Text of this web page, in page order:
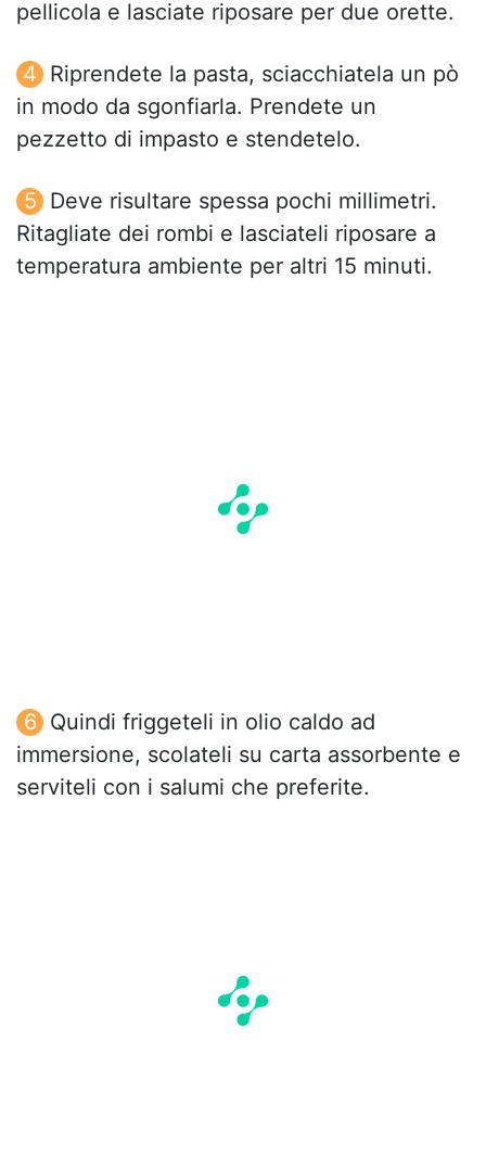
pellicola e lasciate riposare per due orette.
Riprendete la pasta, sciacchiatela un pò
in modo da sgonfiarla. Prendete un
pezzetto di impasto e stendetelo.
Deve risultare spessa pochi millimetri.
Ritagliate dei rombi e lasciateli riposare a
temperatura ambiente per altri 15 minuti.
Quindi friggeteli in olio caldo ad
immersione, scolateli su carta assorbente e
serviteli con i salumi che preferite.